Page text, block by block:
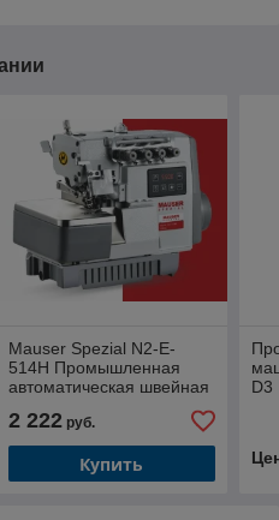
Mauser Spezial N2-E-
514H Промышленная
автоматическая швейная
комплект со столом
2 222руб.
Купить
D3